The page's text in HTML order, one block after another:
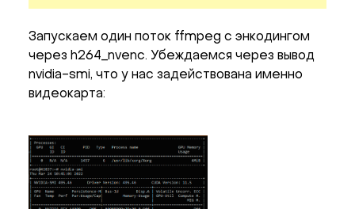
Запускаем один поток ffmpeg с энкодингом
через h264_nvenc. Убеждаемся через вывод
nvidia-smi, что у нас задействована именно
видеокарта: